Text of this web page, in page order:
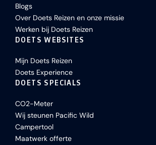
Blogs
Over Doets Reizen en onze missie
Werken bij Doets Reizen
DOETS WEBSITES
Mijn Doets Reizen
Doets Experience
DOETS SPECIALS
CO2-Meter
Wij steunen Pacific Wild
Campertool
Maatwerk offerte